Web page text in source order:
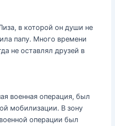
в которой он души не
папу. Много времени
не оставлял друзей в
военная операция, был
мобилизации. В зону
операции был